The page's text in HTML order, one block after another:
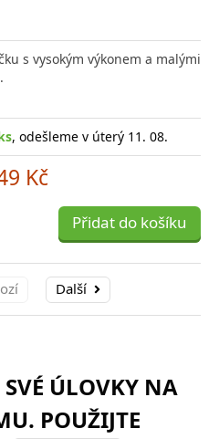
s vysokým výkonem a malými
, odešleme v úterý 11. 08.
Kč
Přidat do košíku
Další
SVÉ ÚLOVKY NA
POUŽIJTE